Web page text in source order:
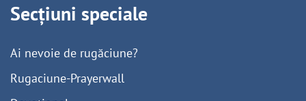
Secțiuni speciale
Ai nevoie de rugăciune?
Rugaciune-Prayerwall